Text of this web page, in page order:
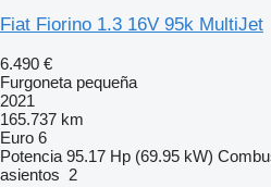
Fiat Fiorino 1.3 16V 95k MultiJet
6.490 €
Furgoneta pequeña
2021
165.737 km
Euro 6
Potencia 95.17 Hp (69.95 kW)
asientos 2